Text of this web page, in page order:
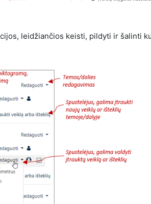
leidžiančios keisti, pildyti ir šalinti